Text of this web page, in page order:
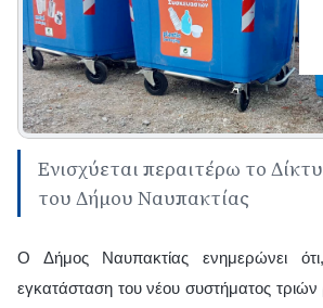
Ενισχύεται περαιτέρω το
του Δήμου Ναυπακτίας
Ο Δήμος Ναυπακτίας ενημερώνει
εγκατάσταση του νέου συστήματος